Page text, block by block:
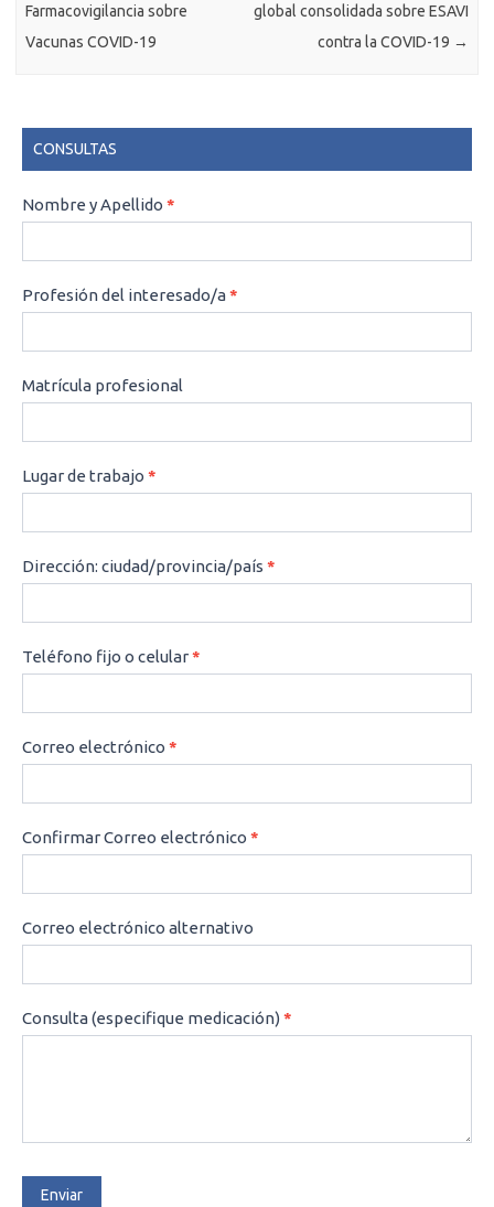
Farmacovigilancia sobre
Vacunas COVID-19
global consolidada sobre ESAVI
contra la COVID-19 →
CONSULTAS
CONSULTAS
Nombre y Apellido *
Profesión del interesado/a*
Matrícula profesional
Lugar de trabajo *
Dirección: ciudad/provincia/país *
Teléfono fijo o celular*
Correo electrónico *
Confirmar Correo electrónico *
Correo electrónico alternativo
Consulta (especifique medicación)*
Enviar